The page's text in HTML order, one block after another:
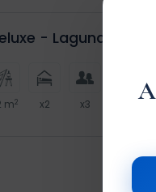
- Laguna Camp
m2 x2 x3